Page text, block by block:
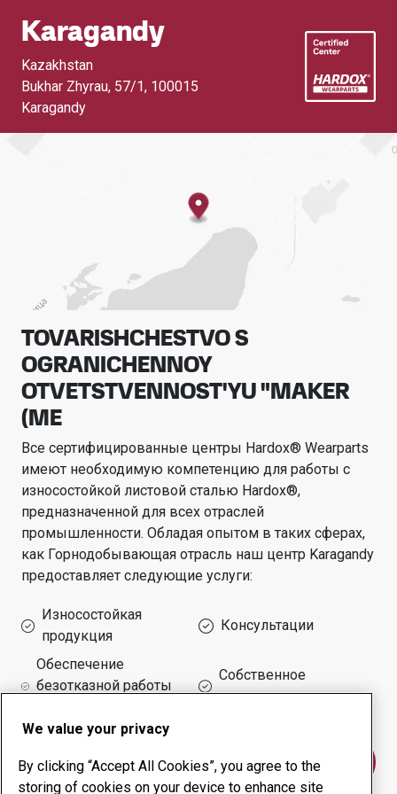
Karagandy
Kazakhstan
Bukhar Zhyrau, 57/1, 100015
Karagandy
TOVARISHCHESTVO S
OGRANICHENNOY
OTVETSTVENNOST'YU "MAKER
(ME
Все сертифицированные центры Hardox® Wearparts
имеют необходимую компетенцию для работы с
износостойкой листовой сталью Hardox®,
предназначенной для всех отраслей
промышленности. Обладая опытом в таких сферах,
как Горнодобывающая отрасль наш центр Karagandy
предоставляет следующие услуги:
Износостойкая
продукция
Консультации
Обеспечение
безотказной работы
Собственное
производство
Свяжитесь с нами
We value your privacy
By clicking “Accept All Cookies”, you agree to the
storing of cookies on your device to enhance site